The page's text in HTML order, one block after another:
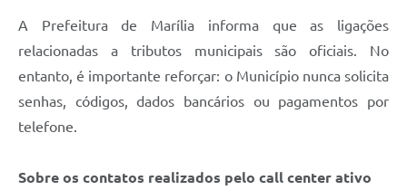
A Prefeitura de Marília informa que as ligações
relacionadas a tributos municipais são oficiais. No
entanto, é importante reforçar: o Município nunca solicita
senhas, códigos, dados bancários ou pagamentos por
telefone.
Sobre os contatos realizados pelo call center ativo